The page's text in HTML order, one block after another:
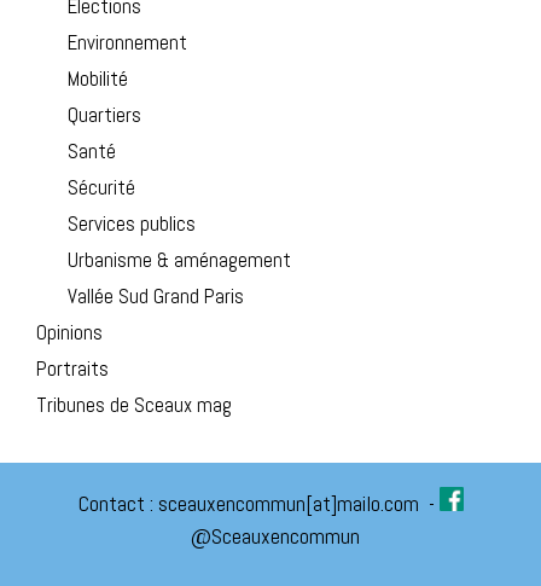
Élections
Environnement
Mobilité
Quartiers
Santé
Sécurité
Services publics
Urbanisme & aménagement
Vallée Sud Grand Paris
Opinions
Portraits
Tribunes de Sceaux mag
Contact : sceauxencommun[at]mailo.com -
@Sceauxencommun